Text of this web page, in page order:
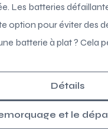
Les batteries
option pour éviter des
batterie à plat ? Cela
Détails
et le